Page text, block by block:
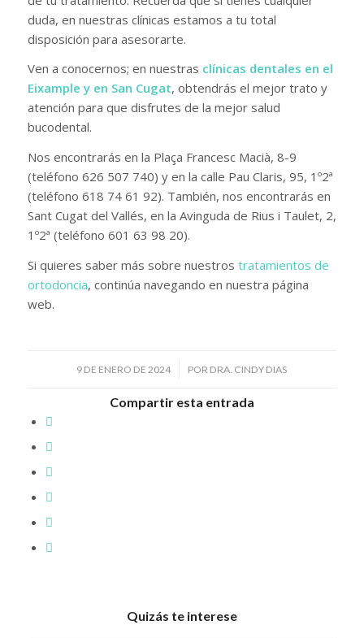
duda, en nuestras clínicas estamos a tu total
disposición para asesorarte.
Ven a conocernos; en nuestras clínicas dentales en el
Eixample y en San Cugat, obtendrás el mejor trato y
atención para que disfrutes de la mejor salud
bucodental.
Nos encontrarás en la Plaça Francesc Macià, 8-9
(teléfono 626 507 740) y en la calle Pau Claris, 95, 1º2ª
(teléfono 618 74 61 92). También, nos encontrarás en
Sant Cugat del Vallés, en la Avinguda de Rius i Taulet, 2,
1º2ª (teléfono 601 63 98 20).
Si quieres saber más sobre nuestros tratamientos de
ortodoncia, continúa navegando en nuestra página
web.
9 DE ENERO DE 2024
/ POR DRA. CINDY DIAS
Compartir esta entrada
Quizás te interese